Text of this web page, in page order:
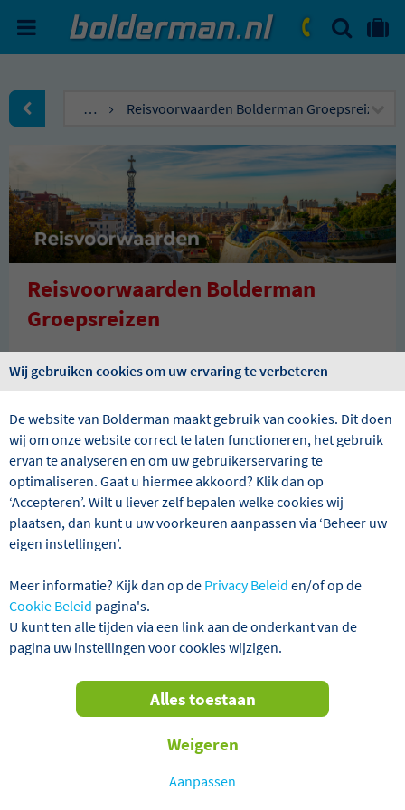
ma. - vr.: 09:00 - 17:30
ZOEKEN
naar Homepagina … Reisvoorwaarden Bolderman Groepsreizen
Reisvoorwaarden Bolderman
Groepsreizen
Bolderman Groepsreizen is aangesloten bij:
Reisondernemingen en bij de Vereniging van ANVR-
Reisorganisatoren. Deze vereniging hanteert
strenge normen voor het lidmaatschap en
bevordert de kwaliteit van de reizen en de
informatie daar over. Via de volgende link kun je de
voorwaarden bekijken:
https://www.anvr.nl/reizigersvoorwaarden.pdf
De garantie van SGRZ geldt voor haar deelnemers
aan opdrachtgevers verkochte
reisovereenkomsten, overeenkomsten van vervoer
(excl. luchtvervoer), overeenkomsten van verblijf.
indien ook wordt voldaan aan het gestelde in
artikelen 3 en 5 van de garantieregeling. Of een
reisorganisatie bij SGRZ is aangesloten, kunt u
sgrz.nl.
Calamiteitenfonds; de Stichting Calamiteitenfonds
Wij gebruiken cookies om uw ervaring te verbeteren
De website van Bolderman maakt gebruik van cookies. Dit doen
wij om onze website correct te laten functioneren, het gebruik
ervan te analyseren en om uw gebruikerservaring te
optimaliseren. Gaat u hiermee akkoord? Klik dan op
‘Accepteren’. Wilt u liever zelf bepalen welke cookies wij
plaatsen, dan kunt u uw voorkeuren aanpassen via ‘Beheer uw
eigen instellingen’.
Meer informatie? Kijk dan op de Privacy Beleid en/of op de
Cookie Beleid pagina's.
U kunt ten alle tijden via een link aan de onderkant van de
pagina uw instellingen voor cookies wijzigen.
Aanpassen
Weigeren
Alles toestaan